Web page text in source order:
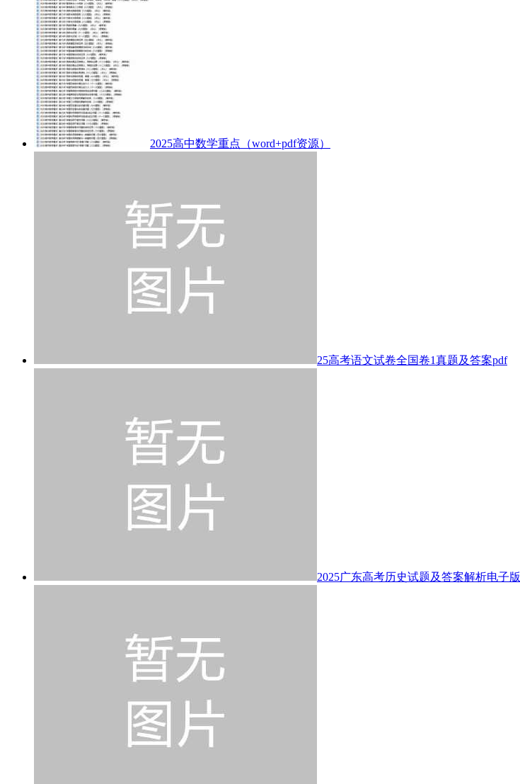
2025高中数学重点（word+pdf资源）
25高考语文试卷全国卷1真题及答案pdf
2025广东高考历史试题及答案解析电子版